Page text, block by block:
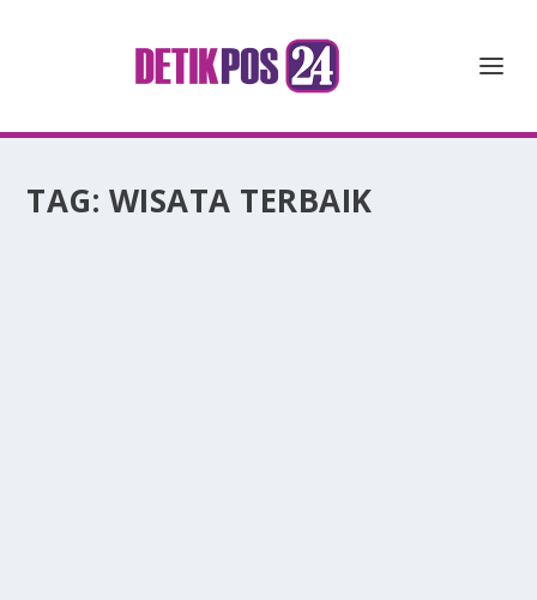
TAG: WISATA TERBAIK